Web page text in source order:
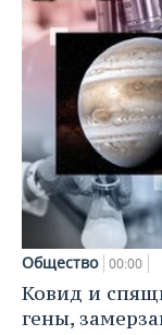
Общество 00:00
Ковид и
гены,